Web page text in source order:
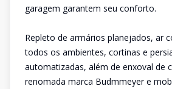
garagem garantem seu conforto.
Repleto de armários planejados, ar
todos os ambientes, cortinas e
automatizadas, além de enxoval de
renomada marca Budmmeyer e